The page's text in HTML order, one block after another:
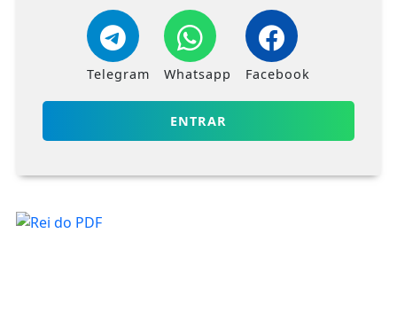
Telegram Whatsapp Facebook
ENTRAR